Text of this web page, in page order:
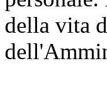
della vita